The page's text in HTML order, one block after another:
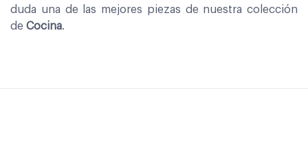
duda una de las mejores piezas de nuestra colección
de Cocina.